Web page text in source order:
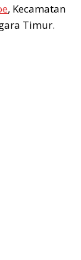
, Kecamatan
Timur.